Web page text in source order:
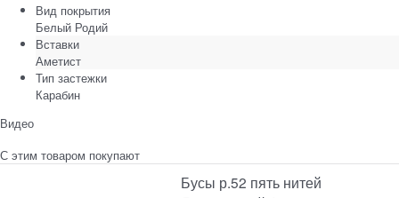
Вид покрытия
Белый Родий
Вставки
Аметист
Тип застежки
Карабин
Видео
С этим товаром покупают
Бусы р.52 пять нитей